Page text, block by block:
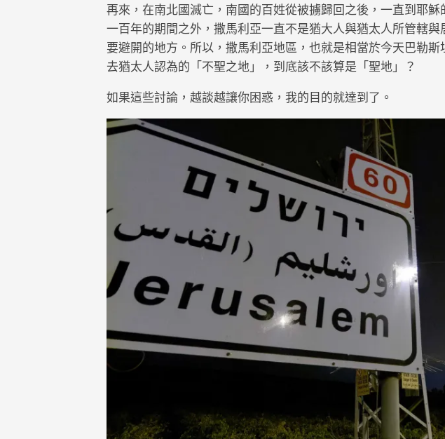
再來，在南北國滅亡，南國的百姓從被擄歸回之後，一直到耶
一百年的期間之外，撒馬利亞一直不是猶大人與猶太人所管轄
要避開的地方。所以，撒馬利亞地區，也就是相當於今天巴勒
去猶太人認為的「不聖之地」，到底該不該算是「聖地」？
如果這些討論，越談越讓你困惑，我的目的就達到了。